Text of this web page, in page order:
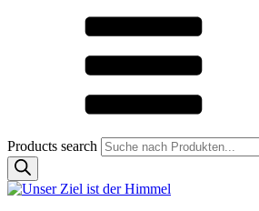
Products search